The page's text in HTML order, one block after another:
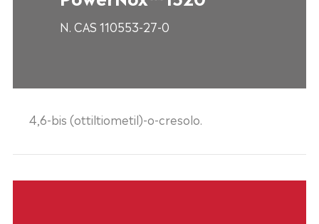
N. CAS 110553-27-0
4,6-bis (ottiltiometil)-o-cresolo.